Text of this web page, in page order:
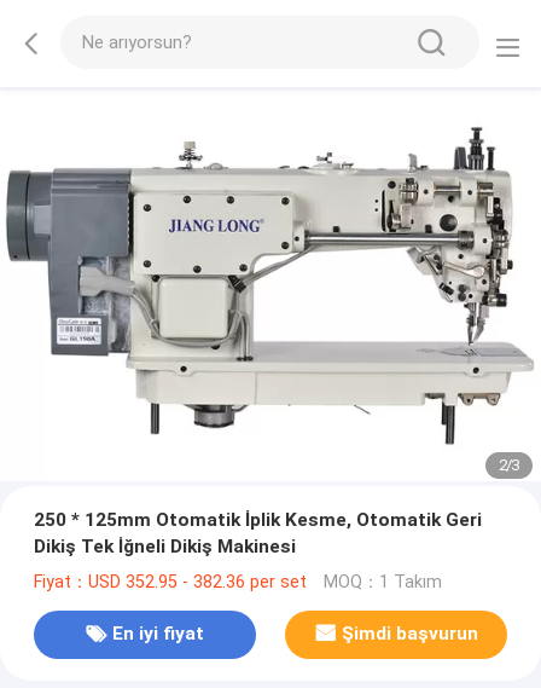
2/3
250 * 125mm Otomatik İplik Kesme, Otomatik Geri
Dikiş Tek İğneli Dikiş Makinesi
Fiyat：USD 352.95 - 382.36 per set MOQ：1 Takım
En iyi fiyat Şimdi başvurun